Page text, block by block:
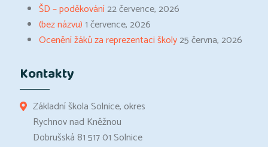
ŠD – poděkování22 července, 2026
(bez názvu)1 července, 2026
Ocenění žáků za reprezentaci školy25 června, 2026
Kontakty
Základní škola Solnice, okres
Rychnov nad Kněžnou
Dobrušská 81 517 01 Solnice